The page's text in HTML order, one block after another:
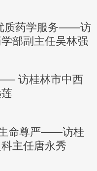
质药学服务——访
部副主任吴林强
访桂林市中西
生命尊严——访桂
主任唐永秀